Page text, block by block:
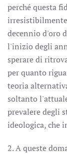
perché questa
decennio d'oro
l'inizio degli
sperare di
per quanto
teoria
soltanto
prevalere degli
ideologica, che
2. A queste